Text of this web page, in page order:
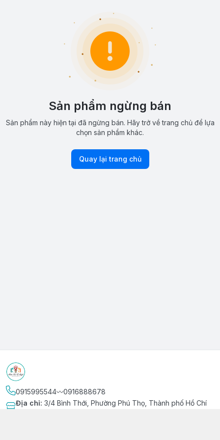
Sản phẩm ngừng bán
Sản phẩm này hiện tại đã ngừng bán. Hãy trở về trang chủ để lựa
chọn sản phẩm khác.
Quay lại trang chủ
0915995544〰️0916888678
Địa chỉ: 3/4 Bình Thới, Phường Phú Thọ, Thành phố Hồ Chí